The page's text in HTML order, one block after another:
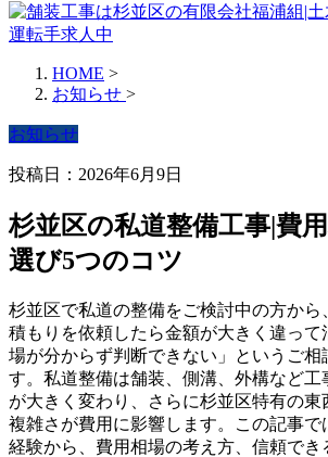
HOME >
お知らせ >
お知らせ
投稿日：2026年6月9日
杉並区の私道整備工事|費
選び5つのコツ
杉並区で私道の整備をご検討中の方から
積もりを依頼したら金額が大きく違って
場が分からず判断できない」というご相
す。私道整備は舗装、側溝、外構など工
が大きく変わり、さらに杉並区特有の
複雑さが費用に影響します。この記事で
経験から、費用相場の考え方、信頼でき